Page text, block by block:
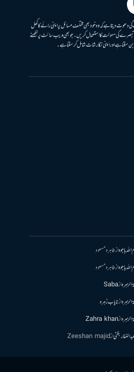
دعوت دیتا ہے کہ وہ خود بھی مختلف مسائل پر اپنی رائے کا کھل
تبصرے کی سہولت کا استعمال کریں۔ جو بھی ویب سائٹ پر لکھنے
بن سکتا ہے اور اپنی نگارشات شامل کرسکتا ہے۔
باجوہازطاہرہ مسعود
باجوہازطاہرہ مسعود
ازSaba
ازنایاب زہرہ
ازZahra khan
بگٹیازZeeshan majid